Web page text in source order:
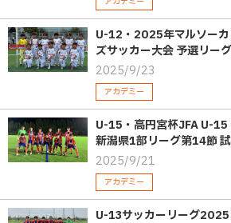
U-12・2025年マルソー
ズサッカー大会 予選リー
2025/9/23
アカデミー
U-15・高円宮杯JFA U-
新潟県1部リーグ第14節
2025/9/21
アカデミー
U-13サッカーリーグ